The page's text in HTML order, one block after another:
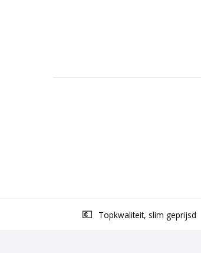
Topkwaliteit, slim geprijsd